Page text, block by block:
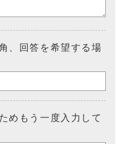
、回答を希望する場
めもう一度入力して